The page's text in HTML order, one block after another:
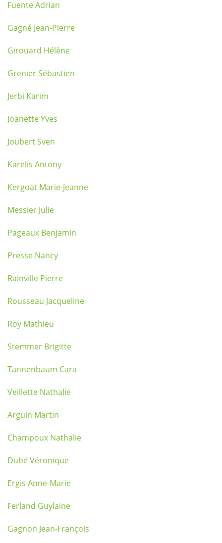
Fuente Adrian
Gagné Jean-Pierre
Girouard Hélène
Grenier Sébastien
Jerbi Karim
Joanette Yves
Joubert Sven
Karelis Antony
Kergoat Marie-Jeanne
Messier Julie
Pageaux Benjamin
Presse Nancy
Rainville Pierre
Rousseau Jacqueline
Roy Mathieu
Stemmer Brigitte
Tannenbaum Cara
Veillette Nathalie
Arguin Martin
Champoux Nathalie
Dubé Véronique
Ergis Anne-Marie
Ferland Guylaine
Gagnon Jean-François